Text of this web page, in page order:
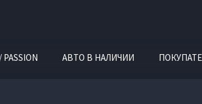
АВТО В НАЛИЧИИ